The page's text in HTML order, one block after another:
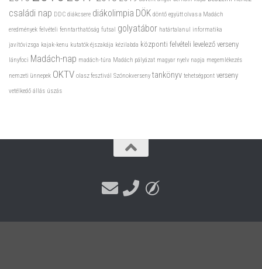
családi nap DDC diákcsere diákolimpia DÖK döntő együtt olvas a Madách
eredmények felvételi fenntarthatóság futsal golyatábor határtalanul informatika
javítóvizsga kajak-kenu kutatók éjszakája kézilabda központi felvételi levelező verseny
lányfoci Madách-nap madách-túra Madách pályázat magyar nyelv napja megemlékezés
nemzeti ünnepek OKTV olasz fesztivál Szónokverseny tankönyv tehetségpont verseny
vetélkedő állás úszás